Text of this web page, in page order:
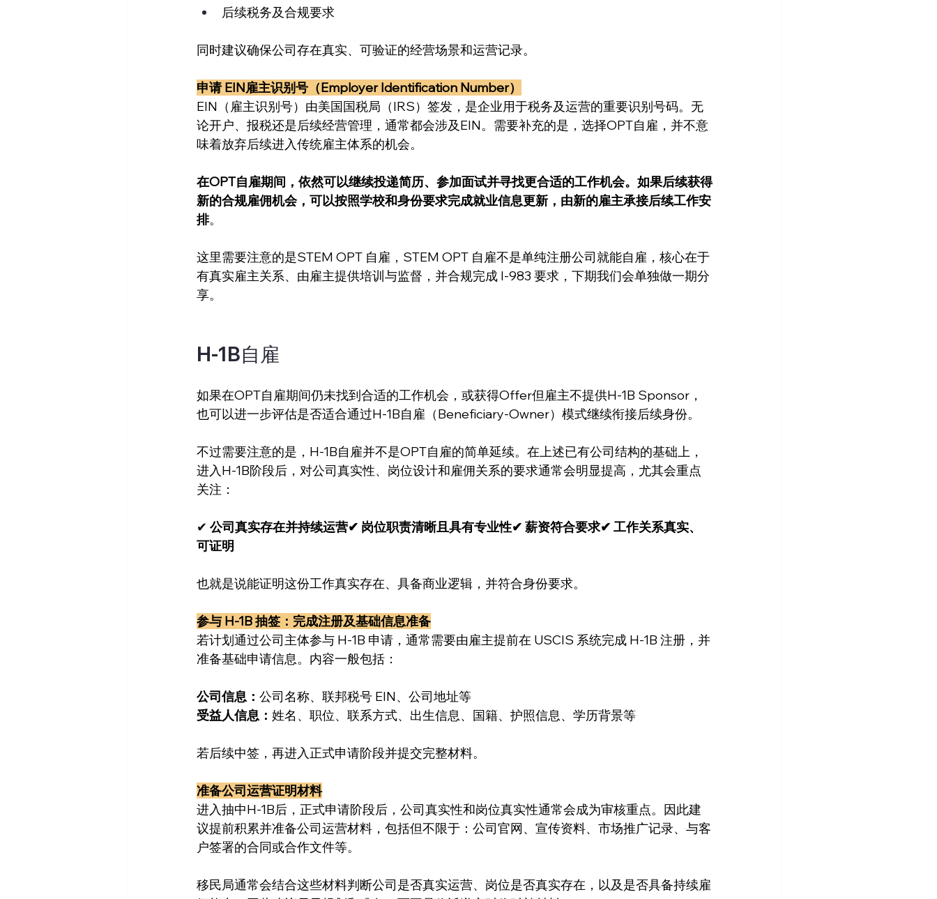
后续税务及合规要求
同时建议确保公司存在真实、可验证的经营场景和运营记录。
申请 EIN雇主识别号（Employer Identification Number）
EIN（雇主识别号）由美国国税局（IRS）签发，是企业用于税务及运营的重要识别号码。无
论开户、报税还是后续经营管理，通常都会涉及EIN。需要补充的是，选择OPT自雇，并不意
味着放弃后续进入传统雇主体系的机会。
在OPT自雇期间，依然可以继续投递简历、参加面试并寻找更合适的工作机会。如果后续获得
新的合规雇佣机会，可以按照学校和身份要求完成就业信息更新，由新的雇主承接后续工作安
排。
这里需要注意的是STEM OPT 自雇，STEM OPT 自雇不是单纯注册公司就能自雇，核心在于
有真实雇主关系、由雇主提供培训与监督，并合规完成 I-983 要求，下期我们会单独做一期分
享。
H-1B自雇
如果在OPT自雇期间仍未找到合适的工作机会，或获得Offer但雇主不提供H-1B Sponsor，
也可以进一步评估是否适合通过H-1B自雇（Beneficiary-Owner）模式继续衔接后续身份。
不过需要注意的是，H-1B自雇并不是OPT自雇的简单延续。在上述已有公司结构的基础上，
进入H-1B阶段后，对公司真实性、岗位设计和雇佣关系的要求通常会明显提高，尤其会重点
关注：
✔ 公司真实存在并持续运营✔ 岗位职责清晰且具有专业性✔ 薪资符合要求✔ 工作关系真实、
可证明
也就是说能证明这份工作真实存在、具备商业逻辑，并符合身份要求。
参与 H-1B 抽签：完成注册及基础信息准备
若计划通过公司主体参与 H-1B 申请，通常需要由雇主提前在 USCIS 系统完成 H-1B 注册，并
准备基础申请信息。内容一般包括：
公司信息： 公司名称、联邦税号 EIN、公司地址等
受益人信息： 姓名、职位、联系方式、出生信息、国籍、护照信息、学历背景等
若后续中签，再进入正式申请阶段并提交完整材料。
准备公司运营证明材料
进入抽中H-1B后，正式申请阶段后，公司真实性和岗位真实性通常会成为审核重点。因此建
议提前积累并准备公司运营材料，包括但不限于：公司官网、宣传资料、市场推广记录、与客
户签署的合同或合作文件等。
移民局通常会结合这些材料判断公司是否真实运营、岗位是否真实存在，以及是否具备持续雇